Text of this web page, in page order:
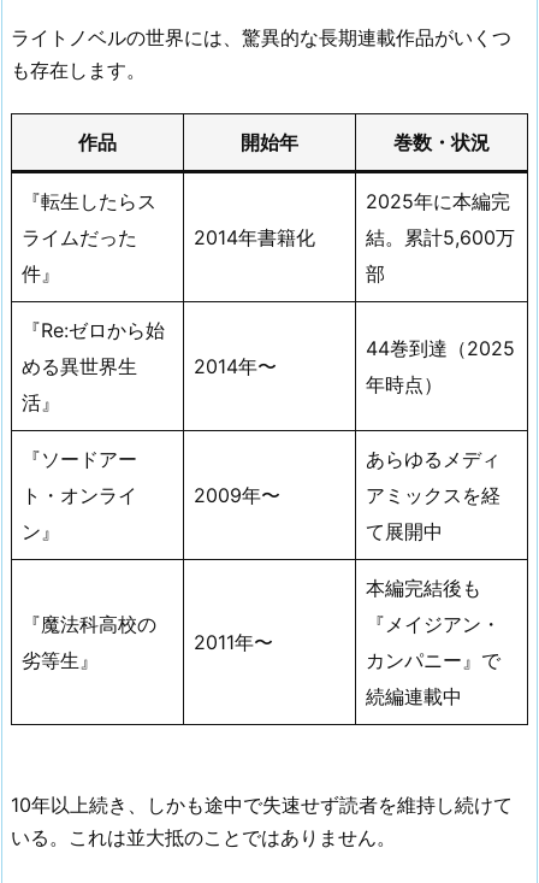
ライトノベルの世界には、驚異的な長期連載作品がいくつ
も存在します。
作品 開始年 巻数・状況
『転生したらス
ライムだった
件』
2014年書籍化
2025年に本編完
結。累計5,600万
部
『Re:ゼロから始
める異世界生
活』
2014年〜
44巻到達（2025
年時点）
『ソードアー
ト・オンライ
ン』
2009年〜
あらゆるメディ
アミックスを経
て展開中
『魔法科高校の
劣等生』
2011年〜
本編完結後も
『メイジアン・
カンパニー』で
続編連載中
10年以上続き、しかも途中で失速せず読者を維持し続けて
いる。これは並大抵のことではありません。